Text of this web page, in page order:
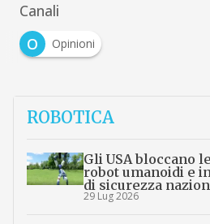
Canali
O
Opinioni
ROBOTICA
Gli USA bloccano
robot umanoidi e
di sicurezza
29 Lug 2026